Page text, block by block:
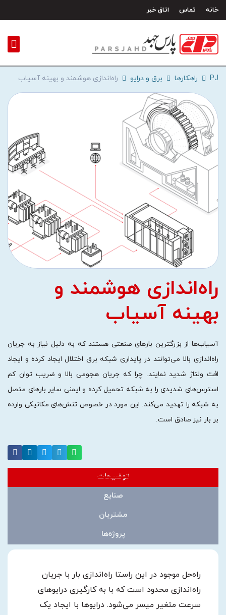
خانه تماس اتاق خبر
PJ راهکارها برق و درایو راه‌اندازی هوشمند و بهینه آسیاب
راه‌اندازی هوشمند و
بهینه آسیاب
آسیاب‌ها از بزرگترین بارهای صنعتی هستند که به دلیل نیاز به جریان
راه‌اندازی بالا می‌توانند در پایداری شبکه برق اختلال ایجاد کرده و ایجاد
افت ولتاژ شدید نمایند. چرا که جریان هجومی بالا و ضریب توان کم
استرس‌های شدیدی را به شبکه تحمیل کرده و ایمنی سایر بارهای متصل
به شبکه را تهدید می‌کند. این مورد در خصوص تنش‌های مکانیکی وارده
بر بار نیز صادق است.
توضیحات
صنایع
مشتریان
پروژه‌ها
راه‌حل موجود در این راستا راه‌اندازی بار با جریان
راه‌اندازی محدود است که با به کارگیری درایوهای
سرعت متغیر میسر می‌شود. درایوها با ایجاد یک